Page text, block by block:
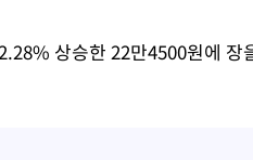
상승한 22만4500원에 장